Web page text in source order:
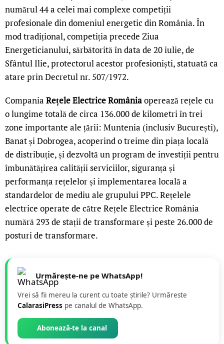
numărul 44 a celei mai complexe competiții
profesionale din domeniul energetic din România. În
mod tradițional, competiția precede Ziua
Energeticianului, sărbătorită în data de 20 iulie, de
Sfântul Ilie, protectorul acestor profesioniști, statuată ca
atare prin Decretul nr. 507/1972.
Compania Rețele Electrice Româniaoperează rețele cu
o lungime totală de circa 136.000 de kilometri în trei
zone importante ale țării: Muntenia (inclusiv București),
Banat și Dobrogea, acoperind o treime din piața locală
de distribuție, și dezvoltă un program de investiții pentru
îmbunătățirea calității serviciilor, siguranța și
performanța rețelelor și implementarea locală a
standardelor de mediu ale grupului PPC. Rețelele
electrice operate de către Rețele Electrice România
numără 293 de stații de transformare și peste 26.000 de
posturi de transformare.
Urmărește-ne pe WhatsApp!
Vrei să fii mereu la curent cu toate știrile? Urmăreste
CalarasiPress pe canalul de WhatsApp.
Abonează-te la canal